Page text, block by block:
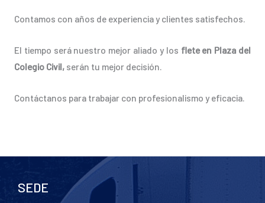
Contamos con años de experiencia y clientes satisfechos.
El tiempo será nuestro mejor aliado y los flete en Plaza del
Colegio Civil, serán tu mejor decisión.
Contáctanos para trabajar con profesionalismo y eficacia.
SEDE